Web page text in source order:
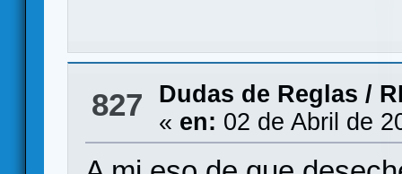
827 Dudas de Reglas /
« en: 02 de Abril de